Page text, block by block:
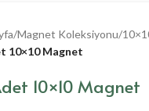
/Magnet Koleksiyonu/
10×10 Magnet
10×10 Magnet